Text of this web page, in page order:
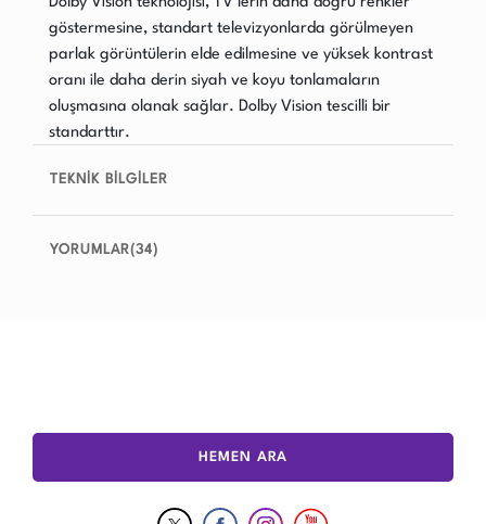
göstermesine, standart televizyonlarda görülmeyen
parlak görüntülerin elde edilmesine ve yüksek kontrast
oranı ile daha derin siyah ve koyu tonlamaların
oluşmasına olanak sağlar. Dolby Vision tescilli bir
standarttır.
TEKNİK BİLGİLER
YORUMLAR(34)
HEMEN ARA